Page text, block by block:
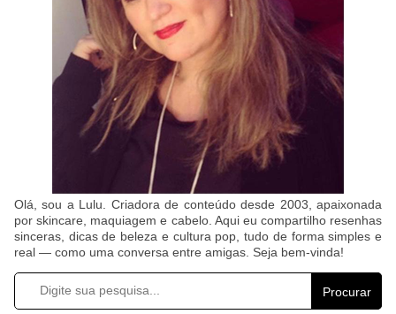
Olá, sou a Lulu. Criadora de conteúdo desde 2003, apaixonada
por skincare, maquiagem e cabelo. Aqui eu compartilho resenhas
sinceras, dicas de beleza e cultura pop, tudo de forma simples e
real — como uma conversa entre amigas. Seja bem-vinda!
Procurar